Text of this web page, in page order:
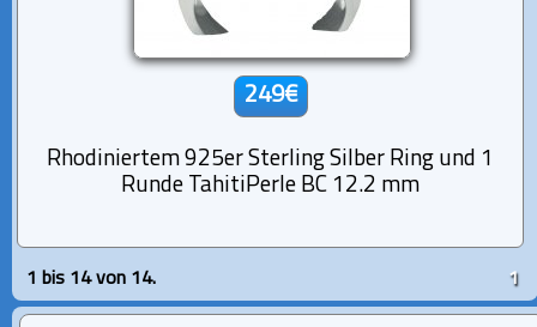
249€
Rhodiniertem 925er Sterling Silber Ring und 1
Runde TahitiPerle BC 12.2 mm
1 bis 14 von 14. 1